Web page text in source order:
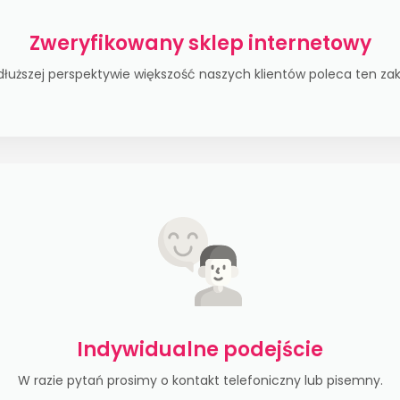
Zweryfikowany sklep internetowy
perspektywie większość naszych klientów poleca ten
Indywidualne podejście
W razie pytań prosimy o kontakt telefoniczny lub pisemny.